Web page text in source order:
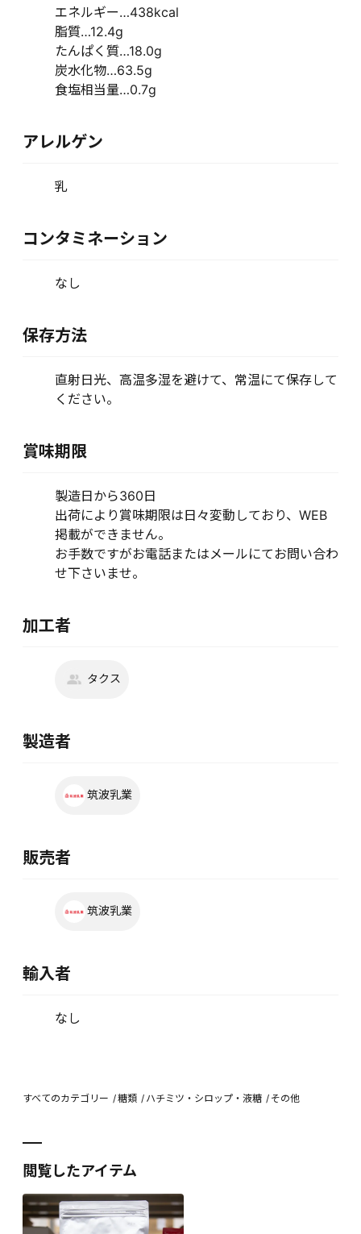
エネルギー…438kcal
脂質…12.4g
たんぱく質…18.0g
炭水化物…63.5g
食塩相当量…0.7g
アレルゲン
乳
コンタミネーション
なし
保存方法
直射日光、高温多湿を避けて、常温にて保存して
ください。
賞味期限
製造日から360日
出荷により賞味期限は日々変動しており、WEB
掲載ができません。
お手数ですがお電話またはメールにてお問い合わ
せ下さいませ。
加工者
タクス
製造者
筑波乳業
販売者
筑波乳業
輸入者
なし
すべてのカテゴリー 糖類 ハチミツ・シロップ・液糖 その他
閲覧したアイテム